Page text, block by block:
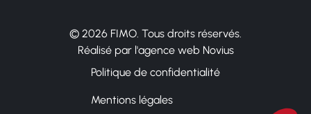
© 2026 FIMO. Tous droits réservés.
Réalisé par l'agence web Novius
Politique de confidentialité
Mentions légales